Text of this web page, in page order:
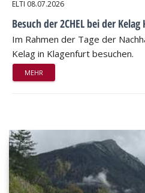
ELTI 08.07.2026
Besuch der 2CHEL bei der
Im Rahmen der Tage der
Kelag in Klagenfurt besuchen.
MEHR